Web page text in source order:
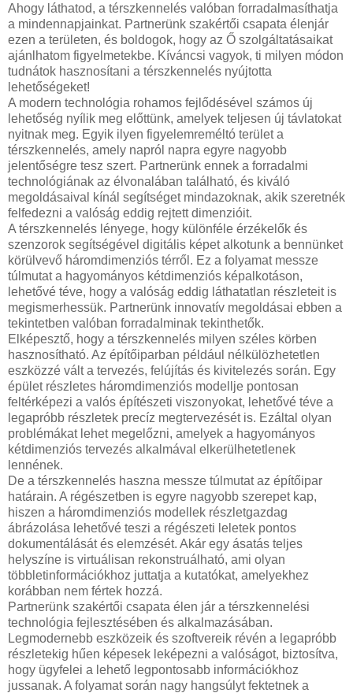
Ahogy láthatod, a térszkennelés valóban forradalmasíthatja
a mindennapjainkat. Partnerünk szakértői csapata élenjár
ezen a területen, és boldogok, hogy az Ő szolgáltatásaikat
ajánlhatom figyelmetekbe. Kíváncsi vagyok, ti milyen módon
tudnátok hasznosítani a térszkennelés nyújtotta
lehetőségeket!
A modern technológia rohamos fejlődésével számos új
lehetőség nyílik meg előttünk, amelyek teljesen új távlatokat
nyitnak meg. Egyik ilyen figyelemreméltó terület a
térszkennelés, amely napról napra egyre nagyobb
jelentőségre tesz szert. Partnerünk ennek a forradalmi
technológiának az élvonalában található, és kiváló
megoldásaival kínál segítséget mindazoknak, akik szeretnék
felfedezni a valóság eddig rejtett dimenzióit.
A térszkennelés lényege, hogy különféle érzékelők és
szenzorok segítségével digitális képet alkotunk a bennünket
körülvevő háromdimenziós térről. Ez a folyamat messze
túlmutat a hagyományos kétdimenziós képalkotáson,
lehetővé téve, hogy a valóság eddig láthatatlan részleteit is
megismerhessük. Partnerünk innovatív megoldásai ebben a
tekintetben valóban forradalminak tekinthetők.
Elképesztő, hogy a térszkennelés milyen széles körben
hasznosítható. Az építőiparban például nélkülözhetetlen
eszközzé vált a tervezés, felújítás és kivitelezés során. Egy
épület részletes háromdimenziós modellje pontosan
feltérképezi a valós építészeti viszonyokat, lehetővé téve a
legapróbb részletek precíz megtervezését is. Ezáltal olyan
problémákat lehet megelőzni, amelyek a hagyományos
kétdimenziós tervezés alkalmával elkerülhetetlenek
lennének.
De a térszkennelés haszna messze túlmutat az építőipar
határain. A régészetben is egyre nagyobb szerepet kap,
hiszen a háromdimenziós modellek részletgazdag
ábrázolása lehetővé teszi a régészeti leletek pontos
dokumentálását és elemzését. Akár egy ásatás teljes
helyszíne is virtuálisan rekonstruálható, ami olyan
többletinformációkhoz juttatja a kutatókat, amelyekhez
korábban nem fértek hozzá.
Partnerünk szakértői csapata élen jár a térszkennelési
technológia fejlesztésében és alkalmazásában.
Legmodernebb eszközeik és szoftvereik révén a legapróbb
részletekig hűen képesek leképezni a valóságot, biztosítva,
hogy ügyfelei a lehető legpontosabb információkhoz
jussanak. A folyamat során nagy hangsúlyt fektetnek a